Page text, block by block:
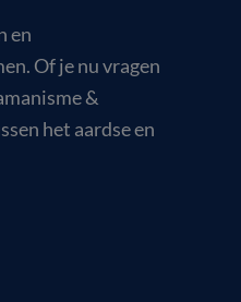
en
Of je nu vragen
&
het aardse en